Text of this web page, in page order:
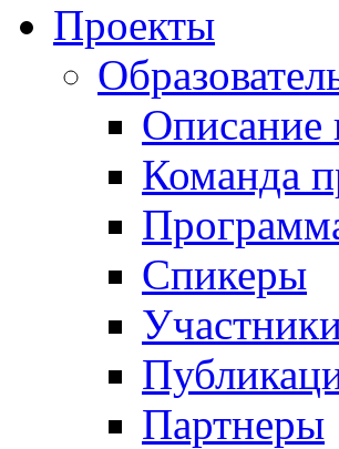
Проекты
Описание
Команда
Спикеры
Партнеры